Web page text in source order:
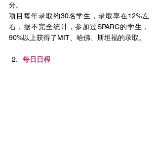
分。
项目每年录取约30名学生，录取率在12%左
右，据不完全统计，参加过SPARC的学生，
90%以上获得了MIT、哈佛、斯坦福的录取。
每日日程